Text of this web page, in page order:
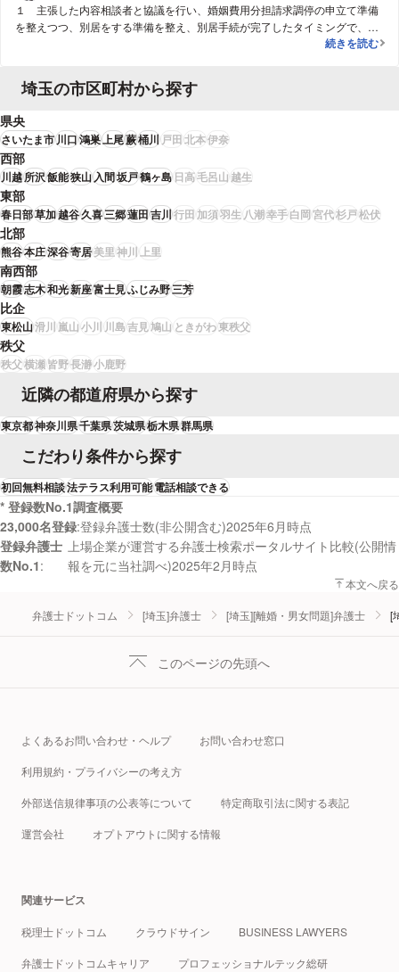
１ 主張した内容相談者と協議を行い、婚姻費用分担請求調停の申立て準備
を整えつつ、別居をする準備を整え、別居手続が完了したタイミングで、家
庭裁判所に、別居中の生活費、すなわち、婚姻費用の分担を求める調停の申
離婚調停の申立てがあり、両調停は併合審理がなされることになり、依頼者
からは、①別居中の生活費の支払い、②離婚に伴う慰謝料・解決金の支払
生活費の支払い、②離婚に伴う慰謝料の支払い、全てを合計するという趣旨
で、２００万円を支払うという提示があり、早期に、依頼者が了承する解決
条件によって調停離婚を成立させることができました。
配偶者（夫）
続きを読む
埼玉の市区町村から探す
県央
さいたま市川口鴻巣上尾蕨桶川 戸田北本伊奈
西部
川越所沢飯能狭山入間坂戸鶴ヶ島 日高毛呂山 越生
東部
春日部草加越谷久喜三郷蓮田吉川行田 加須羽生八潮幸手白岡宮代杉戸松伏
北部
熊谷本庄深谷寄居美里神川上里
南西部
朝霞志木和光新座富士見ふじみ野三芳
比企
東松山滑川 嵐山小川 川島吉見鳩山 ときがわ東秩父
秩父
秩父横瀬皆野長瀞小鹿野
近隣の都道府県から探す
東京都神奈川県千葉県茨城県栃木県群馬県
こだわり条件から探す
初回無料相談法テラス利用可能電話相談できる
* 登録数No.1調査概要
23,000名登録 登録弁護士数(非公開含む)2025年6月時点
登録弁護士
数No.1
上場企業が運営する弁護士検索ポータルサイト比較(公開情
報を元に当社調べ)2025年2月時点
本文へ戻る
弁護士ドットコム [埼玉]弁護士 [埼玉][離婚・男女問題]弁護士 [
このページの先頭へ
よくあるお問い合わせ・ヘルプ お問い合わせ窓口
利用規約・プライバシーの考え方
外部送信規律事項の公表等について 特定商取引法に関する表記
運営会社 オプトアウトに関する情報
関連サービス
税理士ドットコム クラウドサイン BUSINESS LAWYERS
弁護士ドットコムキャリア プロフェッショナルテック総研